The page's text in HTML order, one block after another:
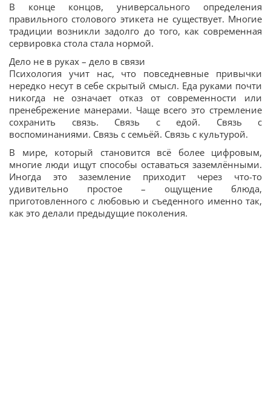
В конце концов, универсального определения
правильного столового этикета не существует. Многие
традиции возникли задолго до того, как современная
сервировка стола стала нормой.
Дело не в руках – дело в связи
Психология учит нас, что повседневные привычки
нередко несут в себе скрытый смысл. Еда руками почти
никогда не означает отказ от современности или
пренебрежение манерами. Чаще всего это стремление
сохранить связь. Связь с едой. Связь с
воспоминаниями. Связь с семьёй. Связь с культурой.
В мире, который становится всё более цифровым,
многие люди ищут способы оставаться заземлёнными.
Иногда это заземление приходит через что-то
удивительно простое – ощущение блюда,
приготовленного с любовью и съеденного именно так,
как это делали предыдущие поколения.